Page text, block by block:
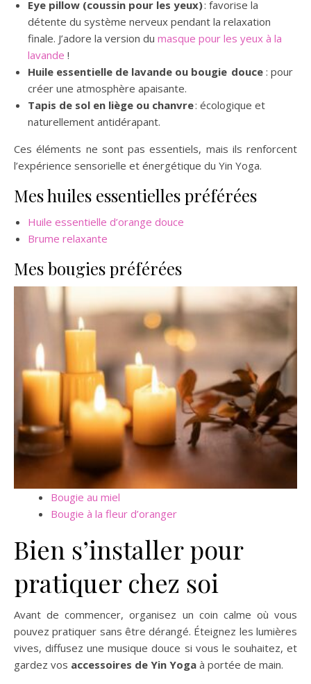
Eye pillow (coussin pour les yeux): favorise la
détente du système nerveux pendant la relaxation
finale. J’adore la version du masque pour les yeux à la
lavande !
Huile essentielle de lavande ou bougie douce : pour
créer une atmosphère apaisante.
Tapis de sol en liège ou chanvre: écologique et
naturellement antidérapant.
Ces éléments ne sont pas essentiels, mais ils renforcent
l’expérience sensorielle et énergétique du Yin Yoga.
Mes huiles essentielles préférées
Huile essentielle d’orange douce
Brume relaxante
Mes bougies préférées
Bougie au miel
Bougie à la fleur d’oranger
Bien s’installer pour
pratiquer chez soi
Avant de commencer, organisez un coin calme où vous
pouvez pratiquer sans être dérangé. Éteignez les lumières
vives, diffusez une musique douce si vous le souhaitez, et
gardez vos accessoires de Yin Yoga à portée de main.